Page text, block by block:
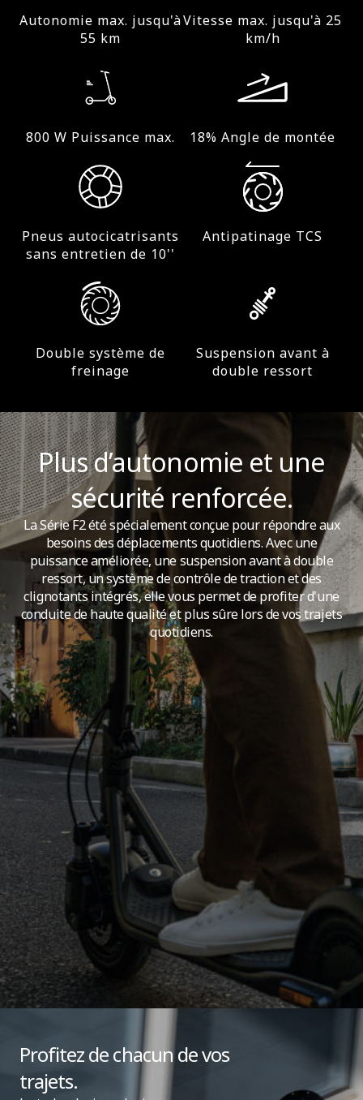
Autonomie max. jusqu'à
55 km
Vitesse max. jusqu'à 25
km/h
800 W Puissance max. 18% Angle de montée
Pneus autocicatrisants
sans entretien de 10''
Antipatinage TCS
Double système de
freinage
Suspension avant à
double ressort
Plus d’autonomie et une
sécurité renforcée.
La Série F2 été spécialement conçue pour répondre aux
besoins des déplacements quotidiens. Avec une
puissance améliorée, une suspension avant à double
ressort, un système de contrôle de traction et des
clignotants intégrés, elle vous permet de profiter d'une
conduite de haute qualité et plus sûre lors de vos trajets
quotidiens.
Profitez de chacun de vos
trajets.
Suspension avant à double ressort
Etanchéité à l'eau
Batterie
Capacité de la batterie
367 Wh (10200 mAh)
Système intelligent de gestion de batterie (BMS)
Oui
Temps de charge
Environ 6,5 heures
Moteur
Angle de montée
jusqu'à 18%
Puissance de sortie
Puissance maximale
800 W
Roues motrices
Roue arrière
TCS - Système de contrôle de la traction